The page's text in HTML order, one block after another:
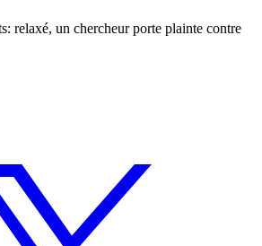
relaxé, un chercheur porte plainte contre